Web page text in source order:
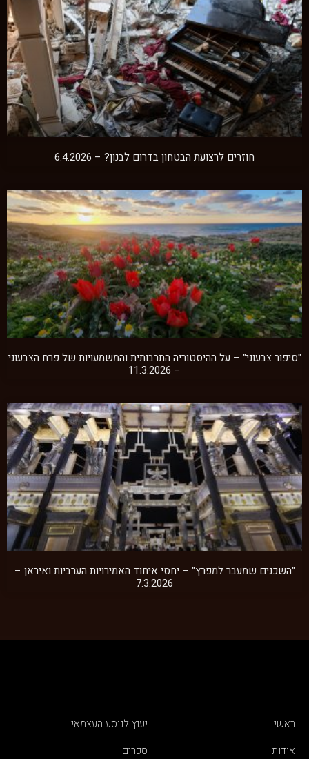
חוזרים לרצועת הבטחון בדרום לבנון? – 6.4.2026
"סיפור צבעוני" – על ההיסטוריה התרבותית והמשמעויות של פרח הצבעוני
– 11.3.2026
"השכנים שמעבר למפרץ" – יחסי איחוד האמירויות הערביות ואיראן –
7.3.2026
ראשי
אודות
יעוץ לנוסע העצמאי
ספרים